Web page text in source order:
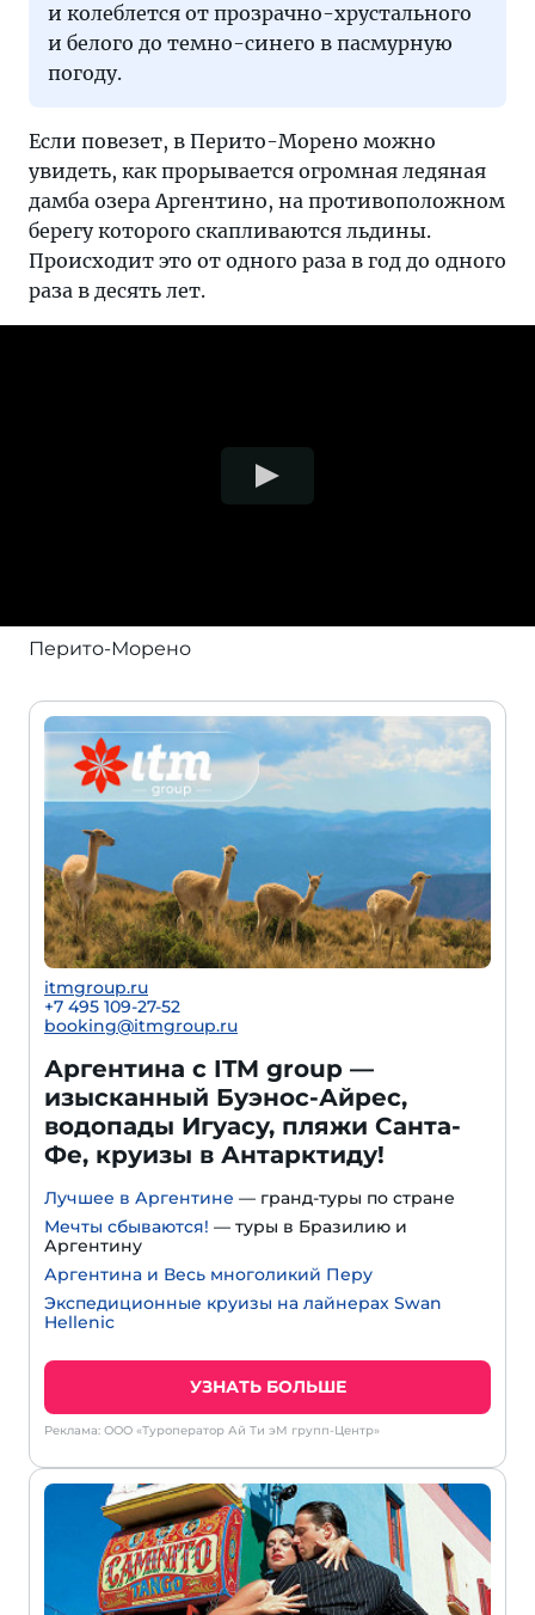
и колеблется от прозрачно-хрустального
и белого до темно-синего в пасмурную
погоду.
Если повезет, в Перито-Морено можно
увидеть, как прорывается огромная ледяная
дамба озера Аргентино, на противоположном
берегу которого скапливаются льдины.
Происходит это от одного раза в год до одного
раза в десять лет.
Перито-Морено
itmgroup.ru
+7 495 109-27-52
booking@itmgroup.ru
Аргентина с ITM group —
изысканный Буэнос-Айрес,
водопады Игуасу, пляжи Санта-
Фе, круизы в Антарктиду!
Лучшее в Аргентине — гранд-туры по стране
Мечты сбываются! — туры в Бразилию и
Аргентину
Аргентина и Весь многоликий Перу
Экспедиционные круизы на лайнерах Swan
Hellenic
УЗНАТЬ БОЛЬШЕ
Реклама: ООО «Туроператор Ай Ти эМ групп-Центр»